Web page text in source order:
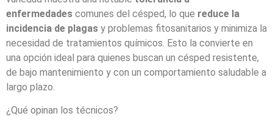
enfermedades comunes del césped, lo que reduce la
incidencia de plagas y problemas fitosanitarios y minimiza la
necesidad de tratamientos químicos. Esto la convierte en
una opción ideal para quienes buscan un césped resistente,
de bajo mantenimiento y con un comportamiento saludable a
largo plazo.
¿Qué opinan los técnicos?